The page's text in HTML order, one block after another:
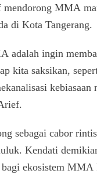
MMA
di Kota Tangerang.
adalah ingin
kita saksikan,
kebiasaan
sebagai cabor
Kendati
ekosistem MMA